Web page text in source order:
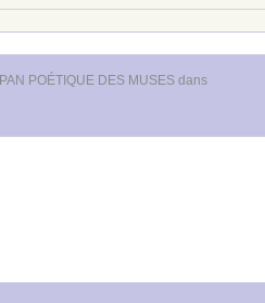
POÉTIQUE DES MUSES dans